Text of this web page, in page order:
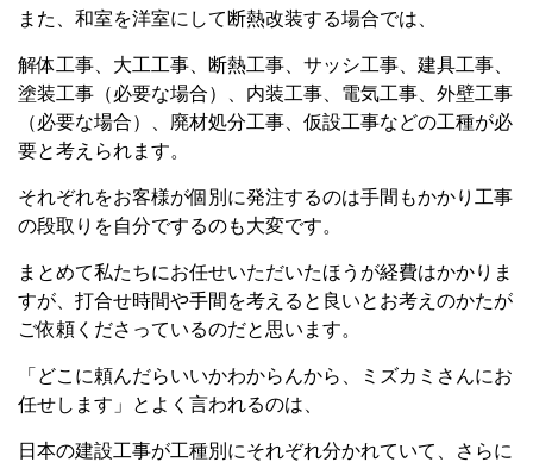
また、和室を洋室にして断熱改装する場合では、
解体工事、大工工事、断熱工事、サッシ工事、建具工事、
塗装工事（必要な場合）、内装工事、電気工事、外壁工事
（必要な場合）、廃材処分工事、仮設工事などの工種が必
要と考えられます。
それぞれをお客様が個別に発注するのは手間もかかり工事
の段取りを自分でするのも大変です。
まとめて私たちにお任せいただいたほうが経費はかかりま
すが、打合せ時間や手間を考えると良いとお考えのかたが
ご依頼くださっているのだと思います。
「どこに頼んだらいいかわからんから、ミズカミさんにお
任せします」とよく言われるのは、
日本の建設工事が工種別にそれぞれ分かれていて、さらに